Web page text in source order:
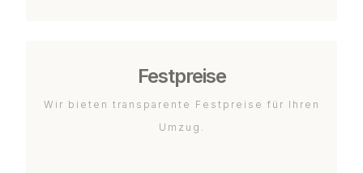
Festpreise
Wir bieten transparente Festpreise für Ihren
Umzug.